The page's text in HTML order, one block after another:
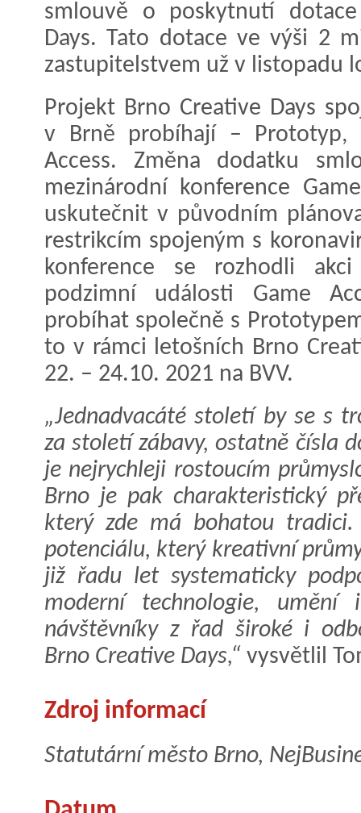
smlouvě o poskytnutí
Days. Tato dotace ve výši 2
zastupitelstvem už v listopadu
Projekt Brno Creative Days
v Brně probíhají – Prototyp,
Access. Změna dodatku
mezinárodní konference
uskutečnit v původním
restrikcím spojeným s
konference se rozhodli
podzimní události Game
probíhat společně s
to v rámci letošních Brno
22. – 24.10. 2021 na BVV.
„Jednadvacáté století by se s
za století zábavy, ostatně čísla
je nejrychleji rostoucím
Brno je pak charakteristický
který zde má bohatou
potenciálu, který kreativní
již řadu let systematicky
moderní technologie,
návštěvníky z řad široké i
Brno Creative Days,“ vysvětlil
Zdroj informací
Statutární město Brno,